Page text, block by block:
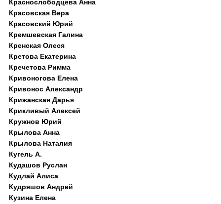
Краснослободцева Анна
Красовская Вера
Красовский Юрий
Кремшевская Галина
Кренская Олеся
Кретова Екатерина
Кречетова Римма
Кривоногова Елена
Кривонос Александр
Крижанская Дарья
Крикливый Алексей
Кружнов Юрий
Крылова Анна
Крылова Наталия
Кугель А.
Кудашов Руслан
Кудлай Алиса
Кудряшов Андрей
Кузина Елена